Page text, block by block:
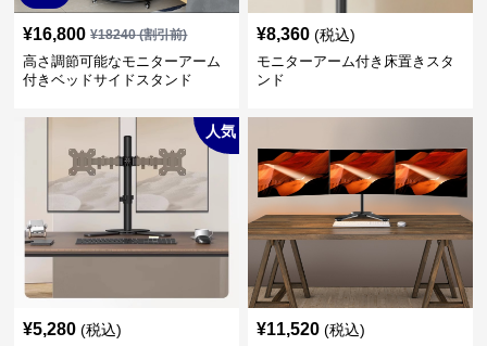
¥16,800 ¥18240(割引前)
高さ調節可能なモニターアーム
付きベッドサイドスタンド
¥8,360 (税込)
モニターアーム付き床置きスタ
ンド
人気
¥5,280 (税込) ¥11,520 (税込)